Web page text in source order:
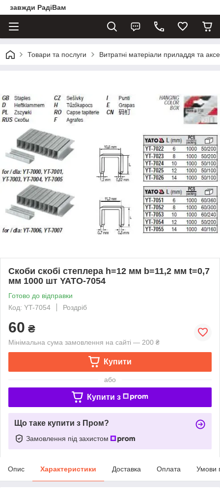
завжди РадіВам
Товари та послуги Витратні матеріали приладдя та
Скоби скобі степлера h=12 мм b=11,2 мм t=0,7
мм 1000 шт YATO-7054
Готово до відправки
Код: YT-7054
Роздріб
60 ₴
Мінімальна сума замовлення на сайті — 200 ₴
Купити
або
Купити з
Що таке купити з Пром?
Замовлення під захистом
Опис Характеристики Доставка Оплата Умови